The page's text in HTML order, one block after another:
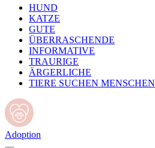
HUND
KATZE
GUTE
ÜBERRASCHENDE
INFORMATIVE
TRAURIGE
ÄRGERLICHE
TIERE SUCHEN MENSCHEN
Adoption